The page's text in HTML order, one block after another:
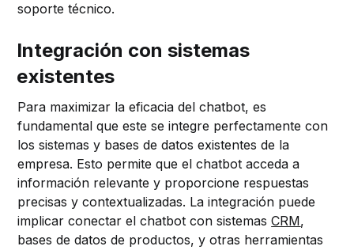
soporte técnico.
Integración con sistemas
existentes
Para maximizar la eficacia del chatbot, es
fundamental que este se integre perfectamente con
los sistemas y bases de datos existentes de la
empresa. Esto permite que el chatbot acceda a
información relevante y proporcione respuestas
precisas y contextualizadas. La integración puede
implicar conectar el chatbot con sistemasCRM,
bases de datos de productos, y otras herramientas